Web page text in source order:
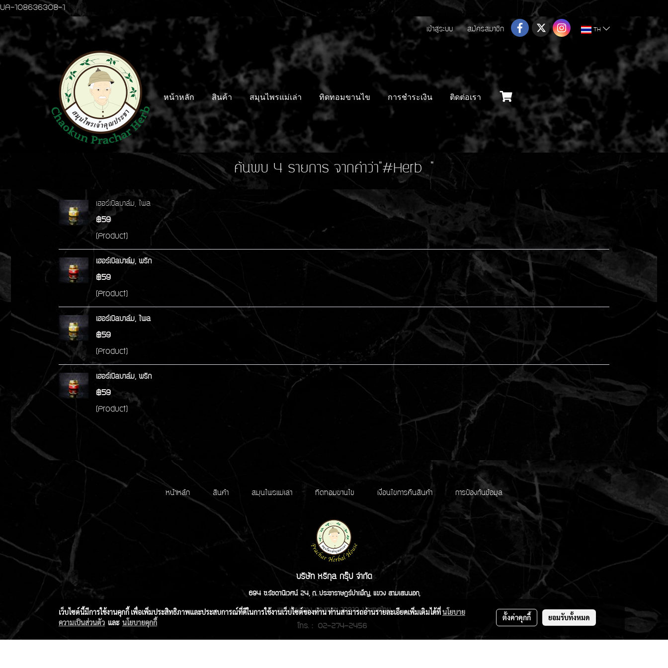
UA-108636308-1
เข้าสู่ระบบ สมัครสมาชิก TH
หน้าหลัก สินค้า สมุนไพรแม่เล่า ทิดทอมขานไข การชำระเงิน ติดต่อเรา
ค้นพบ 4 รายการ จากคำว่า"#Herb "
เฮอร์เบิลบาล์ม, ไพล
฿59
(Product)
เฮอร์เบิลบาล์ม, พริก
฿59
(Product)
เฮอร์เบิลบาล์ม, ไพล
฿59
(Product)
เฮอร์เบิลบาล์ม, พริก
฿59
(Product)
หน้าหลัก สินค้า สมุนไพรแม่เล่า ทิดทอมขานไข เงื่อนไขการคืนสินค้า การป้องกันข้อมูล
บริษัท หริกุล กรุ๊ป จำกัด
694 ซ.รัชดานิเวศน์ 24, ถ. ประชาราษฏร์บำเพ็ญ, แขวง สามเสนนอก,
เขต ห้วยขวาง, กรุงเทพฯ 10310, ประเทศไทย
โทร. : 02-274-2456
เว็บไซต์นี้มีการใช้งานคุกกี้ เพื่อเพิ่มประสิทธิภาพและประสบการณ์ที่ดีในการใช้งานเว็บไซต์ของท่าน ท่านสามารถอ่านรายละเอียดเพิ่มเติมได้ที่นโยบาย
ความเป็นส่วนตัว และ นโยบายคุกกี้
ตั้งค่าคุกกี้ ยอมรับทั้งหมด